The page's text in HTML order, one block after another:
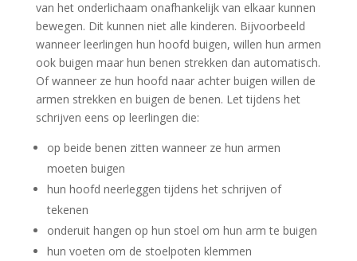
van het onderlichaam onafhankelijk van elkaar kunnen
bewegen. Dit kunnen niet alle kinderen. Bijvoorbeeld
wanneer leerlingen hun hoofd buigen, willen hun armen
ook buigen maar hun benen strekken dan automatisch.
Of wanneer ze hun hoofd naar achter buigen willen de
armen strekken en buigen de benen. Let tijdens het
schrijven eens op leerlingen die:
op beide benen zitten wanneer ze hun armen
moeten buigen
hun hoofd neerleggen tijdens het schrijven of
tekenen
onderuit hangen op hun stoel om hun arm te buigen
hun voeten om de stoelpoten klemmen